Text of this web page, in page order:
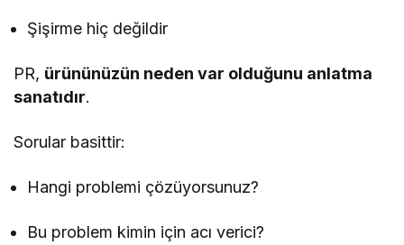
Şişirme hiç değildir
PR, ürününüzün neden var olduğunu anlatma
sanatıdır.
Sorular basittir:
Hangi problemi çözüyorsunuz?
Bu problem kimin için acı verici?